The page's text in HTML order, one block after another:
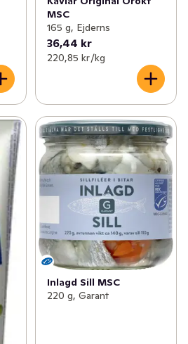
MSC
165 g, Ejderns
36,44 kr
220,85 kr /kg
Inlagd Sill MSC
220 g, Garant